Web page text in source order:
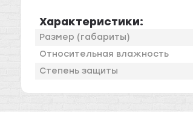
Характеристики:
Размер (габариты)
Относительная влажность
Степень защиты